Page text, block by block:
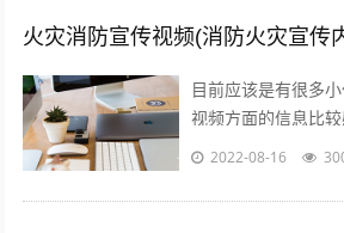
火灾消防宣传视频(消防火灾宣传
目前应该是有很多
视频方面的信息比
集了一些与消防火
2022-08-16